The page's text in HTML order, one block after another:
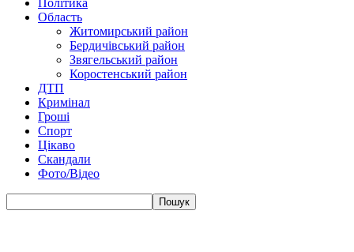
Політика
Область
Житомирський район
Бердичівський район
Звягельський район
Коростенський район
ДТП
Кримінал
Гроші
Спорт
Цікаво
Скандали
Фото/Відео